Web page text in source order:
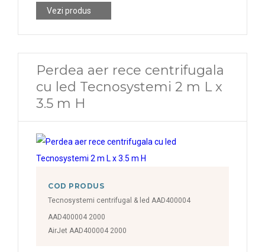
Vezi produs
Perdea aer rece centrifugala
cu led Tecnosystemi 2 m L x
3.5 m H
COD PRODUS
Tecnosystemi centrifugal & led AAD400004
AAD400004 2000
AirJet AAD400004 2000